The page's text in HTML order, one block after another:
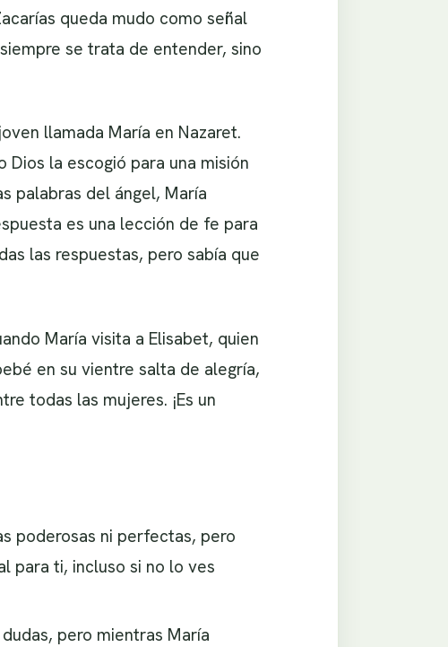
queda mudo como señal
se trata de entender, sino
llamada María en Nazaret.
la escogió para una misión
palabras del ángel, María
es una lección de fe para
las respuestas, pero sabía que
María visita a Elisabet, quien
en su vientre salta de alegría,
todas las mujeres. ¡Es un
poderosas ni perfectas, pero
para ti, incluso si no lo ves
pero mientras María